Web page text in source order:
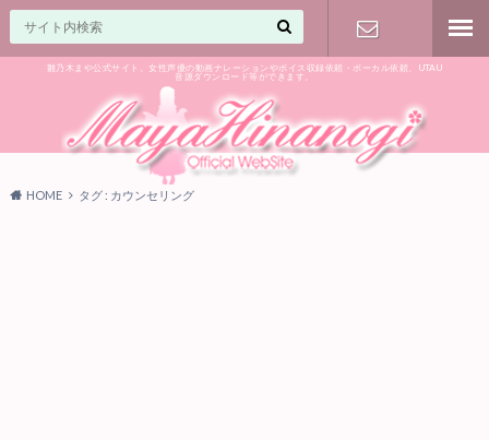
雛乃木まや公式サイト。女性声優の動画ナレーションやボイス収録依頼・ボーカル依頼、UTAU
音源ダウンロード等ができます。
気軽に♪
HOME タグ : カウンセリング